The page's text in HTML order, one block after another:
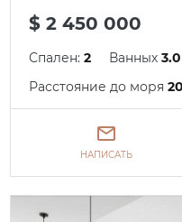
$ 2 450 000
Спален:2 Ванных3.0
Расстояние до моря
НАПИСАТЬ